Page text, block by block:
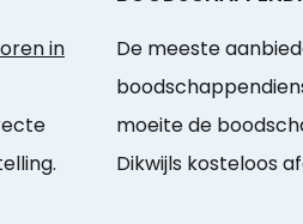
in
De meeste
moeite de
Dikwijls kosteloos